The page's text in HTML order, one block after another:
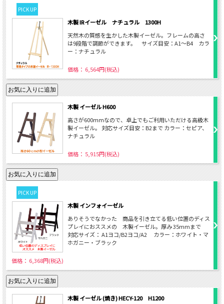
PICK UP
木製 IRイーゼル ナチュラル 1300H
天然木の質感を生かした木製イーゼル。フレームの高さ
は9段階で調節ができます。 サイズ目安：A1～B4 カラ
ー：ナチュラル
価格： 6,564円(税込)
木製 イーゼル H600
高さが600ｍｍなので、卓上でもご利用いただける高級木
製イーゼル。 対応サイズ目安：B2まで カラー：セピア、
ナチュラル
価格： 5,915円(税込)
PICK UP
木製 インフォイーゼル
ありそうでなかった 商品を引き立てる低い位置のディス
プレイにおススメの 木製イーゼル。厚み 35mmまで
対応サイズ： A1ヨコ/B2ヨコ/A2 カラー：ホワイト・マ
ホガニー・ブラック
価格： 6,368円(税込)
木製 イーゼル (焼き) HECY-120 H1200